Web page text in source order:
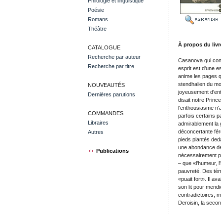
Poésie
Romans
Théâtre
CATALOGUE
Recherche par auteur
Recherche par titre
NOUVEAUTÉS
Dernières parutions
COMMANDES
Libraires
Autres
Publications
À propos du
Casanova qui
esprit est d'une
anime les pages
stendhalien du
joyeusement
disait notre
l'enthousiasme
parfois certains
admirablement la
déconcertante
pieds plantés
une abondance
nécessairement
– que «l'humeur,
pauvreté. Des
«puait fort». Il
son lit pour
contradictoires;
Deroisin, la